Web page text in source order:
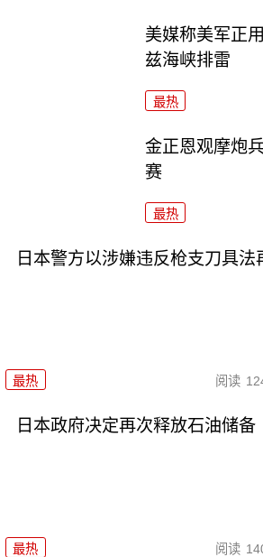
美媒称美军正
兹海峡排雷
最热
金正恩观摩炮
赛
最热
日本警方以涉嫌违反枪支刀具法
最热 阅读
日本政府决定再次释放石油储备
最热 阅读